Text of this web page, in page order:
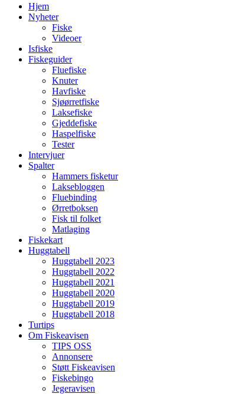
Hjem
Nyheter
Fiske
Videoer
Isfiske
Fiskeguider
Fluefiske
Knuter
Havfiske
Sjøørretfiske
Laksefiske
Gjeddefiske
Haspelfiske
Tester
Intervjuer
Spalter
Hammers fisketur
Laksebloggen
Fluebinding
Ørretboksen
Fisk til folket
Matlaging
Fiskekart
Huggtabell
Huggtabell 2023
Huggtabell 2022
Huggtabell 2021
Huggtabell 2020
Huggtabell 2019
Huggtabell 2018
Turtips
Om Fiskeavisen
TIPS OSS
Annonsere
Støtt Fiskeavisen
Fiskebingo
Jegeravisen